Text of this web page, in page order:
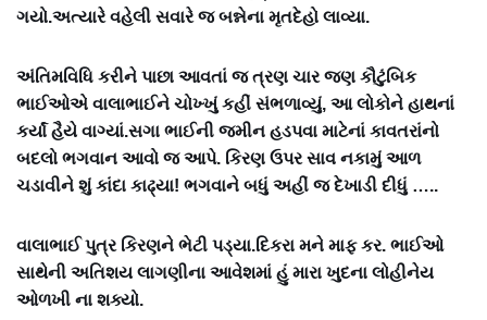
ગયો.અત્યારે વહેલી સવારે જ બન્નેના મૃતદેહો લાવ્યા.
અંતિમવિધિ કરીને પાછા આવતાં જ ત્રણ ચાર જણ કૌટુંબિક
ભાઈઓએ વાલાભાઈને ચોખ્ખું કહીં સંભળાવ્યું, આ લોકોને હાથનાં
કર્યાં હૈયે વાગ્યાં.સગા ભાઈની જમીન હડપવા માટેનાં કાવતરાંનો
બદલો ભગવાન આવો જ આપે. કિરણ ઉપર સાવ નકામું આળ
ચડાવીને શું કાંદા કાઢ્યા! ભગવાને બધું અહીં જ દેખાડી દીધું …..
વાલાભાઈ પુત્ર કિરણને ભેટી પડ્યા.દિકરા મને માફ કર. ભાઈઓ
સાથેની અતિશય લાગણીના આવેશમાં હું મારા ખુદના લોહીનેય
ઓળખી ના શક્યો.